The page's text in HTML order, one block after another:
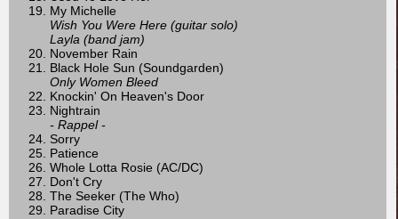
My Michelle
Wish You Were Here (guitar solo)
Layla (band jam)
November Rain
Black Hole Sun (Soundgarden)
Only Women Bleed
Knockin' On Heaven's Door
Nightrain
- Rappel -
Sorry
Patience
Whole Lotta Rosie (AC/DC)
Don't Cry
The Seeker (The Who)
Paradise City